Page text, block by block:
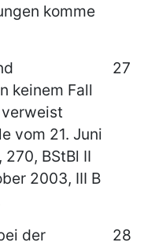
komme
27
keinem Fall
vom 21. Juni
270, BStBl II
2003, III B
28
der